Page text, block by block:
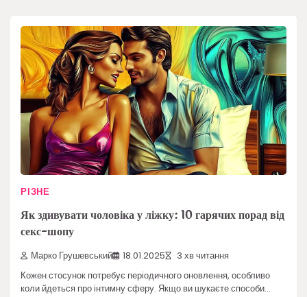
РІЗНЕ
Як здивувати чоловіка у ліжку: 10 гарячих порад від
секс-шопу
Марко Грушевський 18.01.2025 3 хв читання
Кожен стосунок потребує періодичного оновлення, особливо
коли йдеться про інтимну сферу. Якщо ви шукаєте способи…